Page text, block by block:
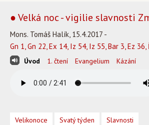
● Velká noc - vigilie slavnosti
Mons. Tomáš Halík, 15.4.2017 -
Gn 1, Gn 22, Ex 14, Iz 54, Iz 55, Bar 3, Ez
Úvod 1. čtení Evangelium Kázání
Velikonoce Svatý týden Slavnosti